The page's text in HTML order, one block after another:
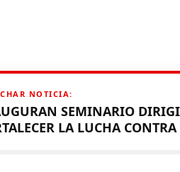
NOTICIA:
SEMINARIO
LA LUCHA